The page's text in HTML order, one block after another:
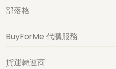
部落格
BuyForMe 代購服務
貨運轉運商